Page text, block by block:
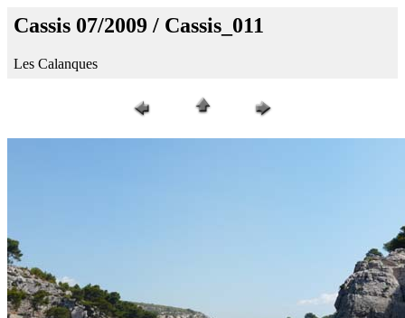
Cassis 07/2009 / Cassis_011
Les Calanques